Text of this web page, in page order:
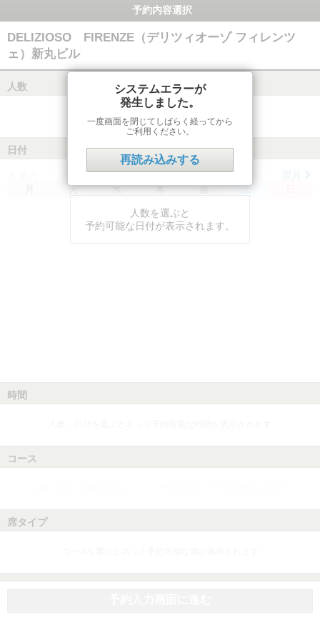
予約内容選択
DELIZIOSO FIRENZE（デリツィオーゾ フィレンツ
ェ）新丸ビル
人数
日付
火 水 木 金 土
人数を選ぶと
予約可能な日付が表示されます。
時間
コース
席タイプ
システムエラーが
発生しました。
一度画面を閉じてしばらく経ってから
ご利用ください。
再読み込みする